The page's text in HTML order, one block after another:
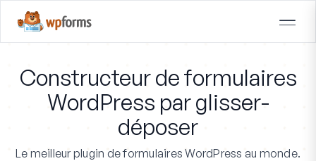
Constructeur de formulaires
WordPress par glisser-
déposer
Le meilleur plugin de formulaires WordPress au monde.